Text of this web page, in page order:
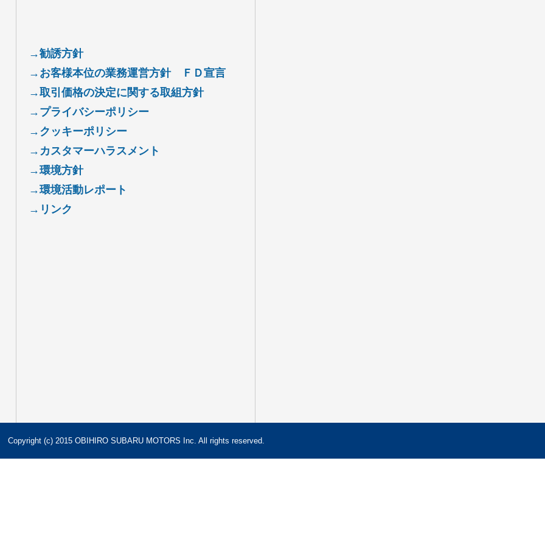
→勧誘方針
→お客様本位の業務運営方針 ＦＤ宣言
→取引価格の決定に関する取組方針
→プライバシーポリシー
→クッキーポリシー
→カスタマーハラスメント
→環境方針
→環境活動レポート
→リンク
Copyright (c) 2015 OBIHIRO SUBARU MOTORS Inc. All rights reserved.